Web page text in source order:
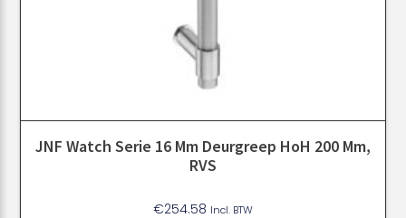
JNF Watch Serie 16 Mm Deurgreep HoH 200 Mm,
RVS
€254.58 Incl. BTW